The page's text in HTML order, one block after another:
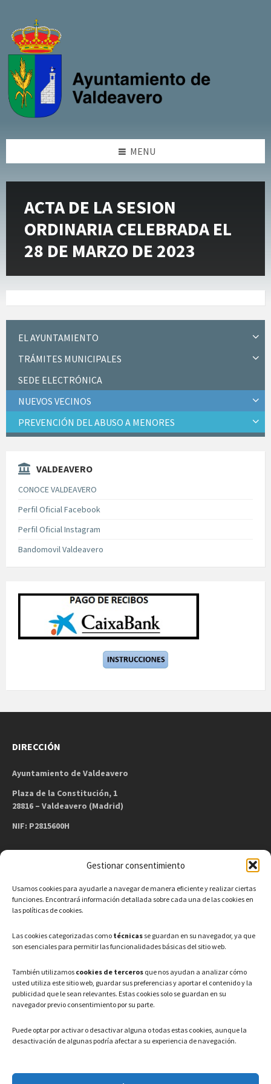
Gestionar consentimiento
Usamos cookies para ayudarle a navegar de manera eficiente y realizar ciertas
funciones. Encontrará información detallada sobre cada una de las cookies en
las políticas de cookies.
Las cookies categorizadas como técnicas se guardan en su navegador, ya que
son esenciales para permitir las funcionalidades básicas del sitio web.
También utilizamos cookies de terceros que nos ayudan a analizar cómo
usted utiliza este sitio web, guardar sus preferencias y aportar el contenido y la
publicidad que le sean relevantes. Estas cookies solo se guardan en su
navegador previo consentimiento por su parte.
Puede optar por activar o desactivar alguna o todas estas cookies, aunque la
desactivación de algunas podría afectar a su experiencia de navegación.
content
sidebar
right
sidebar
footer
MENU
ACTA DE LA SESION
ORDINARIA CELEBRADA EL
28 DE MARZO DE 2023
EL AYUNTAMIENTO
TRÁMITES MUNICIPALES
SEDE ELECTRÓNICA
NUEVOS VECINOS
PREVENCIÓN DEL ABUSO A MENORES
VALDEAVERO
CONOCE VALDEAVERO
Perfil Oficial Facebook
Perfil Oficial Instagram
Bandomovil Valdeavero
DIRECCIÓN
Ayuntamiento de Valdeavero
Plaza de la Constitución, 1
28816 – Valdeavero (Madrid)
NIF: P2815600H
Teléfono: 91 886 44 62
Correo Electrónico:
HORARIO
Lunes a Viernes: 08:00h – 15:00h
LEGAL